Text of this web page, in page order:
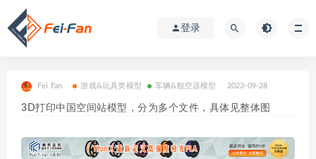
登录
Fei Fan 游戏&玩具类模型 车辆&航空器模型 2023-09-28
3D打印中国空间站模型，分为多个文件，具体见整体图